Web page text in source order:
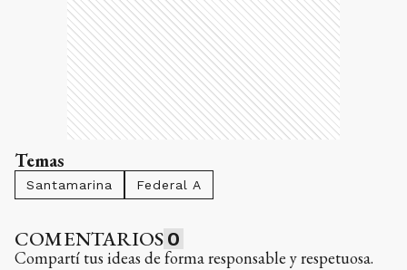
Temas
Santamarina Federal A
COMENTARIOS 0
Compartí tus ideas de forma responsable y respetuosa.